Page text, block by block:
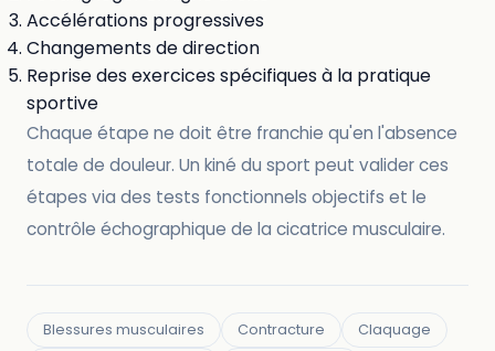
Accélérations progressives
Changements de direction
Reprise des exercices spécifiques à la pratique
sportive
Chaque étape ne doit être franchie qu'en l'absence
totale de douleur. Un kiné du sport peut valider ces
étapes via des tests fonctionnels objectifs et le
contrôle échographique de la cicatrice musculaire.
Blessures musculaires Contracture
Claquage